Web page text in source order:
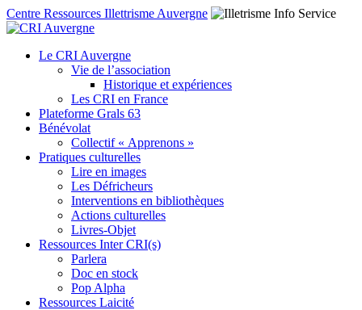
Centre Ressources Illettrisme Auvergne
Le CRI Auvergne
Vie de l’association
Historique et expériences
Les CRI en France
Plateforme Grals 63
Bénévolat
Collectif « Apprenons »
Pratiques culturelles
Lire en images
Les Défricheurs
Interventions en bibliothèques
Actions culturelles
Livres-Objet
Ressources Inter CRI(s)
Parlera
Doc en stock
Pop Alpha
Ressources Laicité